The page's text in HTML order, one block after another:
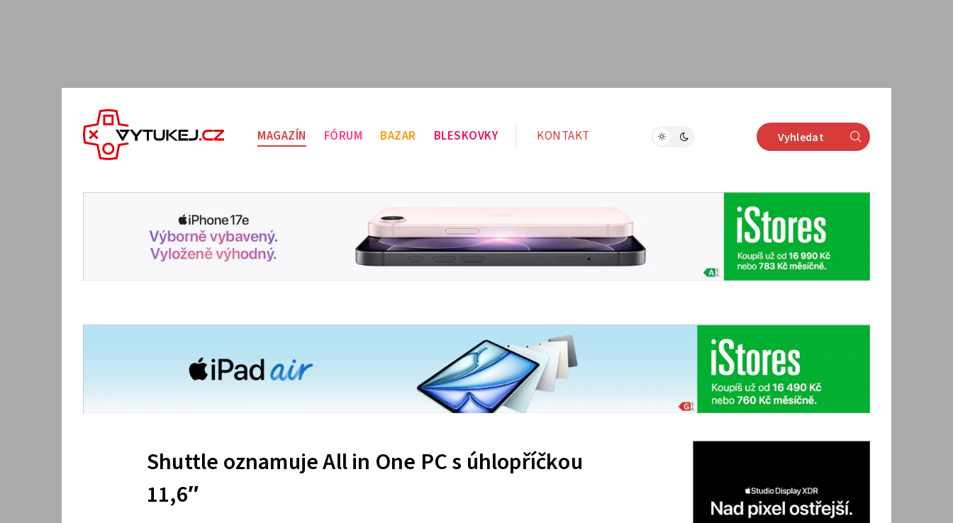
MAGAZÍN FÓRUM BAZAR BLESKOVKY KONTAKT Vyhledat
Shuttle oznamuje All in One PC s úhlopříčkou
11,6″